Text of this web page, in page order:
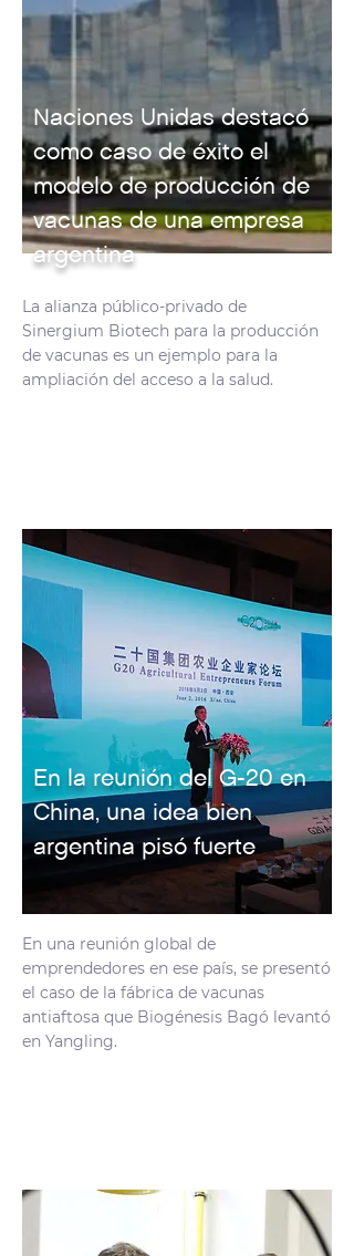
La alianza público-privado de
Sinergium Biotech para la producción
de vacunas es un ejemplo para la
ampliación del acceso a la salud.
Naciones Unidas destacó
como caso de éxito el
modelo de producción de
vacunas de una empresa
argentina
En una reunión global de
emprendedores en ese país, se presentó
el caso de la fábrica de vacunas
antiaftosa que Biogénesis Bagó levantó
en Yangling.
En la reunión del G-20 en
China, una idea bien
argentina pisó fuerte